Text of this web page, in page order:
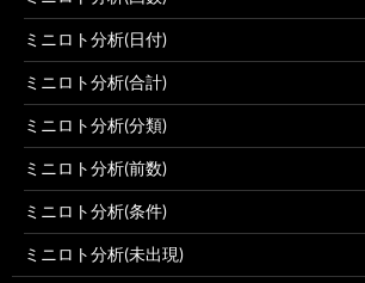
ミニロト分析(日付)
ミニロト分析(合計)
ミニロト分析(分類)
ミニロト分析(前数)
ミニロト分析(条件)
ミニロト分析(未出現)